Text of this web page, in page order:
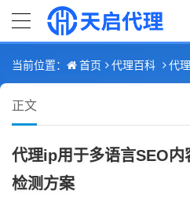
当前位置： 首页 代理百科 代理ip
正文
代理ip用于多语言SEO内
检测方案